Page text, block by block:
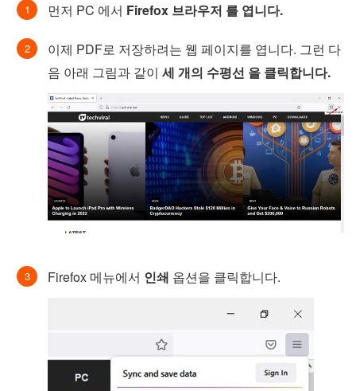
먼저 PC 에서 Firefox 브라우저 를 엽니다.
이제 PDF로 저장하려는 웹 페이지를 엽니다. 그런 다
음 아래 그림과 같이 세 개의 수평선 을 클릭합니다.
Firefox 메뉴에서 인쇄 옵션을 클릭합니다.